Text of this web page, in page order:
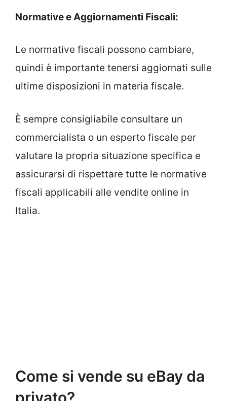
Normative e Aggiornamenti Fiscali:
Le normative fiscali possono cambiare,
quindi è importante tenersi aggiornati sulle
ultime disposizioni in materia fiscale.
È sempre consigliabile consultare un
commercialista o un esperto fiscale per
valutare la propria situazione specifica e
assicurarsi di rispettare tutte le normative
fiscali applicabili alle vendite online in
Italia.
Come si vende su eBay da